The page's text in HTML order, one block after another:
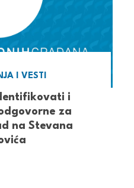
I VESTI
i
za
na Stevana